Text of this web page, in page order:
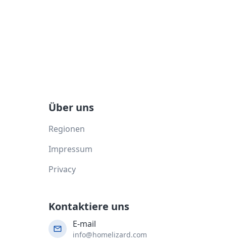
Über uns
Regionen
Impressum
Privacy
Kontaktiere uns
E-mail
info@homelizard.com